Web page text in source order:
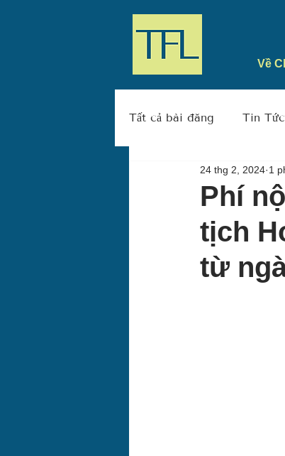
Về
Tất cả bài đăng Tin Tức
Phí
tịch
từ
24 thg 2, 2024 1